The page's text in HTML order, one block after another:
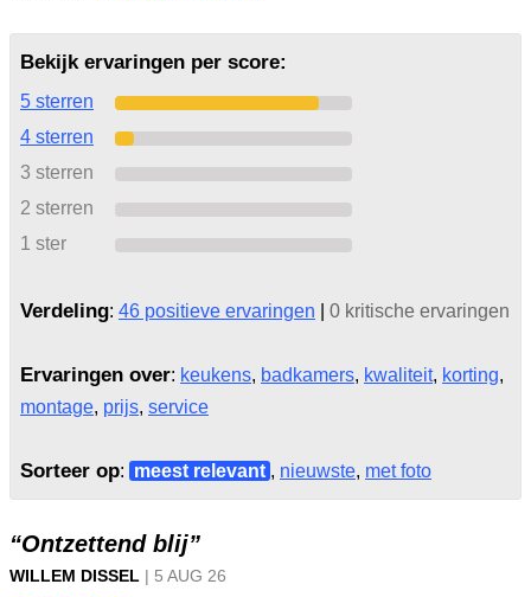
Bekijk ervaringen per score:
5 sterren
4 sterren
3 sterren
2 sterren
1 ster
Verdeling: 46 positieve ervaringen 0 kritische ervaringen
Ervaringen over: keukens, badkamers, kwaliteit, korting,
montage, prijs, service
Sorteer op: meest relevant , nieuwste, met foto
“Ontzettend blij”
WILLEM DISSEL | 5 AUG 26